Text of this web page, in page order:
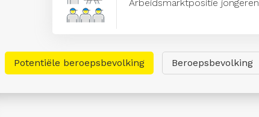
Arbeidsmarktpositie jongeren
Potentiële beroepsbevolking Beroepsbevolking